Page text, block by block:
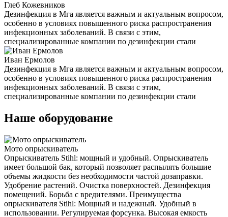
Глеб Кожевников
Дезинфекция в Мга является важным и актуальным вопросом,
особенно в условиях повышенного риска распространения
инфекционных заболеваний. В связи с этим,
специализированные компании по дезинфекции стали
Иван Ермолов
Дезинфекция в Мга является важным и актуальным вопросом,
особенно в условиях повышенного риска распространения
инфекционных заболеваний. В связи с этим,
специализированные компании по дезинфекции стали
Наше оборудование
Мото опрыскиватель
Опрыскиватель Stihl: мощный и удобный. Опрыскиватель
имеет большой бак, который позволяет распылять большие
объемы жидкости без необходимости частой дозаправки.
Удобрение растений. Очистка поверхностей. Дезинфекция
помещений. Борьба с вредителями. Преимущества
опрыскивателя Stihl: Мощный и надежный. Удобный в
использовании. Регулируемая форсунка. Высокая емкость